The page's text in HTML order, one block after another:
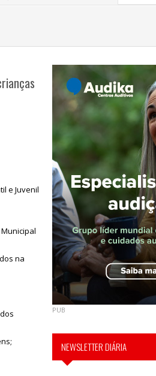
Preventiva»
e Juvenil
na
PUB
NEWSLETTER DIÁRIA